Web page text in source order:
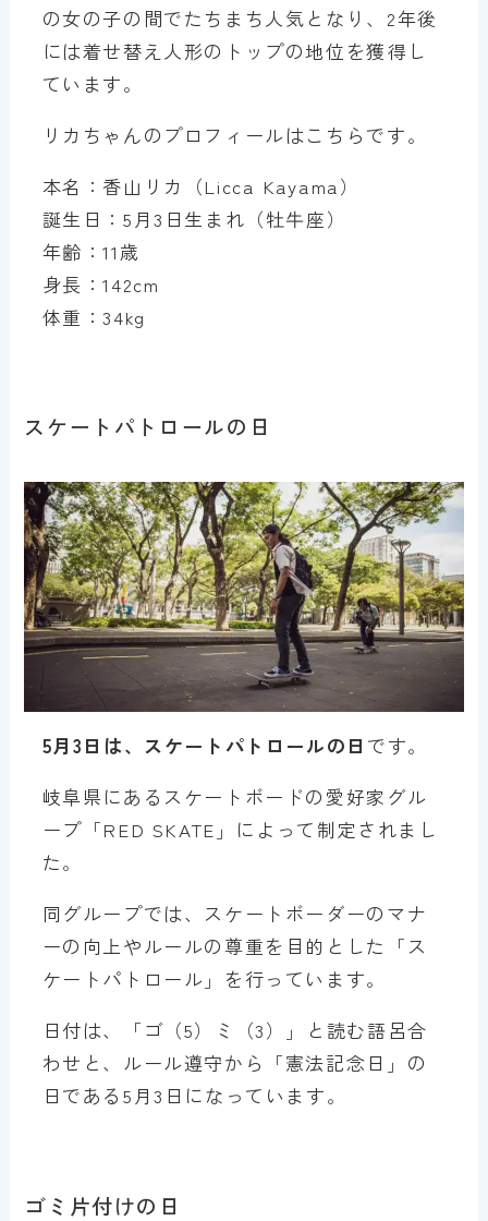
の女の子の間でたちまち人気となり、2年後
には着せ替え人形のトップの地位を獲得し
ています。
リカちゃんのプロフィールはこちらです。
本名：香山リカ（Licca Kayama）
誕生日：5月3日生まれ（牡牛座）
年齢：11歳
身長：142cm
体重：34kg
スケートパトロールの日
5月3日は、スケートパトロールの日 です。
岐阜県にあるスケートボードの愛好家グル
ープ「RED SKATE」によって制定されまし
た。
同グループでは、スケートボーダーのマナ
ーの向上やルールの尊重を目的とした「ス
ケートパトロール」を行っています。
日付は、「ゴ（5）ミ（3）」と読む語呂合
わせと、ルール遵守から「憲法記念日」の
日である5月3日になっています。
ゴミ片付けの日